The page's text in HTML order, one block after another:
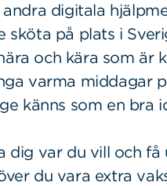
digitala
sköta på plats i
och kära som är
varma middagar
känns som en bra
dig var du vill och
du vara extra